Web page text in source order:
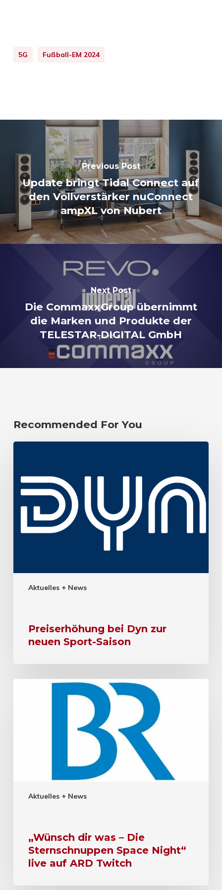
5G Fußball-EM 2024
Previous Post
Update bringt Tidal Connect auf
den Vollverstärker nuConnect
ampXL von Nubert
Next Post
Die CommaxxGroup übernimmt
die Marken und Produkte der
TELESTAR-DIGITAL GmbH
Recommended For You
Aktuelles + News
Preiserhöhung bei Dyn zur
neuen Sport-Saison
Aktuelles + News
„Wünsch dir was – Die
Sternschnuppen Space Night“
live auf ARD Twitch